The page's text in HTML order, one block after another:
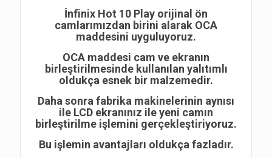
İnfinix Hot 10 Play orijinal ön
camlarımızdan birini alarak OCA
maddesini uyguluyoruz.
OCA maddesi cam ve ekranın
birleştirilmesinde kullanılan yalıtımlı
oldukça esnek bir malzemedir.
Daha sonra fabrika makinelerinin aynısı
ile LCD ekranınız ile yeni camın
birleştirilme işlemini gerçekleştiriyoruz.
Bu işlemin avantajları oldukça fazladır.